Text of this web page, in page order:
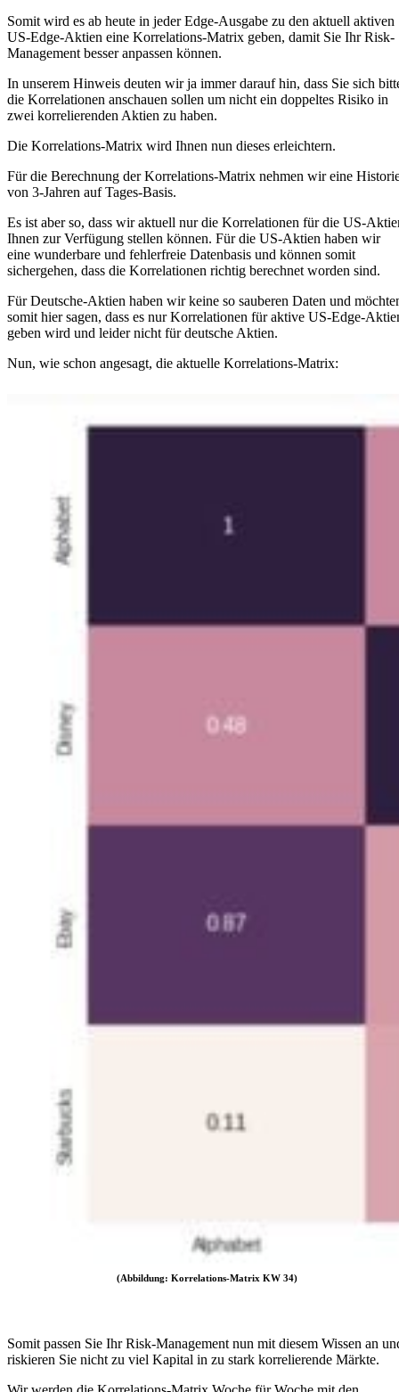
Somit wird es ab heute in jeder Edge-Ausgabe zu den aktuell aktiven
US-Edge-Aktien eine Korrelations-Matrix geben, damit Sie Ihr Risk-
Management besser anpassen können.
In unserem Hinweis deuten wir ja immer darauf hin, dass Sie sich
die Korrelationen anschauen sollen um nicht ein doppeltes Risiko in
zwei korrelierenden Aktien zu haben.
Die Korrelations-Matrix wird Ihnen nun dieses erleichtern.
Für die Berechnung der Korrelations-Matrix nehmen wir eine
von 3-Jahren auf Tages-Basis.
Es ist aber so, dass wir aktuell nur die Korrelationen für die US-
Ihnen zur Verfügung stellen können. Für die US-Aktien haben wir
eine wunderbare und fehlerfreie Datenbasis und können somit
sichergehen, dass die Korrelationen richtig berechnet worden sind.
Für Deutsche-Aktien haben wir keine so sauberen Daten und
somit hier sagen, dass es nur Korrelationen für aktive US-Edge-
geben wird und leider nicht für deutsche Aktien.
Nun, wie schon angesagt, die aktuelle Korrelations-Matrix:
(Abbildung: Korrelations-Matrix KW 34)
Somit passen Sie Ihr Risk-Management nun mit diesem Wissen an
riskieren Sie nicht zu viel Kapital in zu stark korrelierende Märkte.